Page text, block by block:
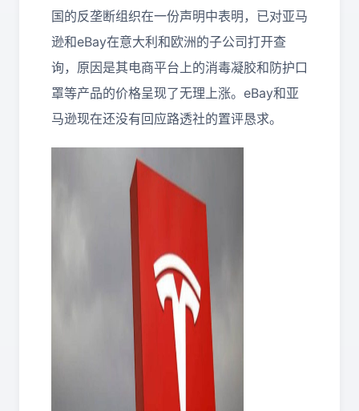
国的反垄断组织在一份声明中表明，已对亚马
逊和eBay在意大利和欧洲的子公司打开查
询，原因是其电商平台上的消毒凝胶和防护口
罩等产品的价格呈现了无理上涨。eBay和亚
马逊现在还没有回应路透社的置评恳求。